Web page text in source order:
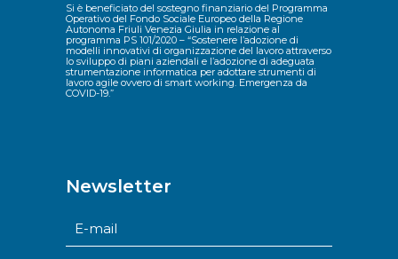
Si è beneficiato del sostegno finanziario del Programma
Operativo del Fondo Sociale Europeo della Regione
Autonoma Friuli Venezia Giulia in relazione al
programma PS 101/2020 – “Sostenere l’adozione di
modelli innovativi di organizzazione del lavoro attraverso
lo sviluppo di piani aziendali e l’adozione di adeguata
strumentazione informatica per adottare strumenti di
lavoro agile ovvero di smart working. Emergenza da
COVID-19.”
Newsletter